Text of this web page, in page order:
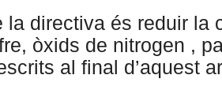
la directiva és reduir la
òxids de nitrogen ,
al final d’aquest